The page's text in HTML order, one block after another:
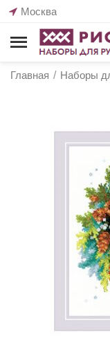
Москва
Главная / Наборы